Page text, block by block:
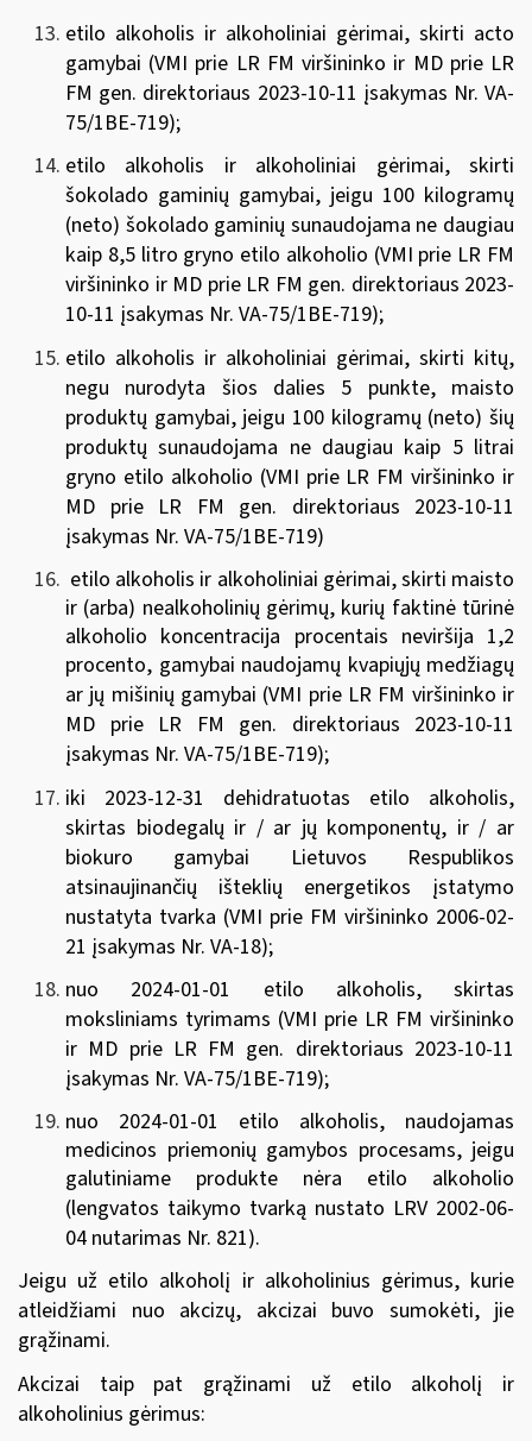
etilo alkoholis ir alkoholiniai gėrimai, skirti acto
gamybai (VMI prie LR FM viršininko ir MD prie LR
FM gen. direktoriaus 2023-10-11 įsakymas Nr. VA-
75/1BE-719);
etilo alkoholis ir alkoholiniai gėrimai, skirti
šokolado gaminių gamybai, jeigu 100 kilogramų
(neto) šokolado gaminių sunaudojama ne daugiau
kaip 8,5 litro gryno etilo alkoholio (VMI prie LR FM
viršininko ir MD prie LR FM gen. direktoriaus 2023-
10-11 įsakymas Nr. VA-75/1BE-719);
etilo alkoholis ir alkoholiniai gėrimai, skirti kitų,
negu nurodyta šios dalies 5 punkte, maisto
produktų gamybai, jeigu 100 kilogramų (neto) šių
produktų sunaudojama ne daugiau kaip 5 litrai
gryno etilo alkoholio (VMI prie LR FM viršininko ir
MD prie LR FM gen. direktoriaus 2023-10-11
įsakymas Nr. VA-75/1BE-719)
etilo alkoholis ir alkoholiniai gėrimai, skirti maisto
ir (arba) nealkoholinių gėrimų, kurių faktinė tūrinė
alkoholio koncentracija procentais neviršija 1,2
procento, gamybai naudojamų kvapiųjų medžiagų
ar jų mišinių gamybai (VMI prie LR FM viršininko ir
MD prie LR FM gen. direktoriaus 2023-10-11
įsakymas Nr. VA-75/1BE-719);
iki 2023-12-31 dehidratuotas etilo alkoholis,
skirtas biodegalų ir / ar jų komponentų, ir / ar
biokuro gamybai Lietuvos Respublikos
atsinaujinančių išteklių energetikos įstatymo
nustatyta tvarka (VMI prie FM viršininko 2006-02-
21 įsakymas Nr. VA-18);
nuo 2024-01-01 etilo alkoholis, skirtas
moksliniams tyrimams (VMI prie LR FM viršininko
ir MD prie LR FM gen. direktoriaus 2023-10-11
įsakymas Nr. VA-75/1BE-719);
nuo 2024-01-01 etilo alkoholis, naudojamas
medicinos priemonių gamybos procesams, jeigu
galutiniame produkte nėra etilo alkoholio
(lengvatos taikymo tvarką nustato LRV 2002-06-
04 nutarimas Nr. 821).
Jeigu už etilo alkoholį ir alkoholinius gėrimus, kurie
atleidžiami nuo akcizų, akcizai buvo sumokėti, jie
grąžinami.
Akcizai taip pat grąžinami už etilo alkoholį ir
alkoholinius gėrimus: